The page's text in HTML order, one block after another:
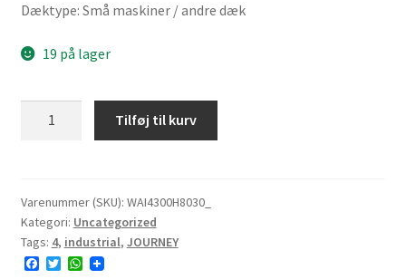
Dæktype: Små maskiner / andre dæk
19 på lager
16A4
2PR
TT
8.0mm
Tilføj til kurv
Varenummer (SKU): WAI4300H8030_
Kategori: Uncategorized
Tags: 4, industrial, JOURNEY
F
T
W